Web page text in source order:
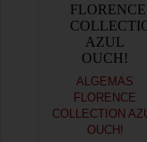
ALGEMAS
FLORENCE
COLLECTION
OUCH!